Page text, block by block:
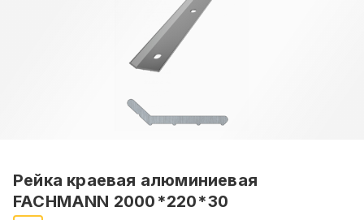
Рейка краевая алюминиевая
FACHMANN 2000*220*30